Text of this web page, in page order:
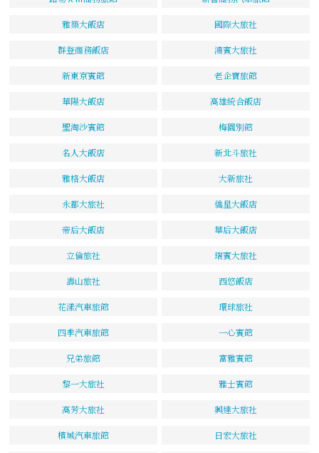
雅築大飯店 國際大旅社
群登商務飯店 鴻賓大旅社
新東京賓館 老企寶旅館
華陽大飯店 高雄統合飯店
聖淘沙賓館 梅園別館
名人大飯店 新北斗旅社
雅格大飯店 大新旅社
永都大旅社 僑星大飯店
帝后大飯店 華后大飯店
立倫旅社 瑞賓大旅社
壽山旅社 西悠飯店
花漾汽車旅館 環球旅社
四季汽車旅館 一心賓館
兄弟旅館 富雅賓館
黎一大旅社 雅士賓館
高芳大旅社 興達大旅社
檳城汽車旅館 日宏大旅社